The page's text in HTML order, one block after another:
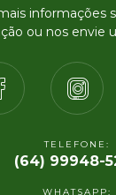
informações
ou nos envie
TELEFONE:
(64) 99948-
WHATSAPP: